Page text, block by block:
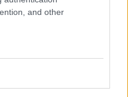
and other